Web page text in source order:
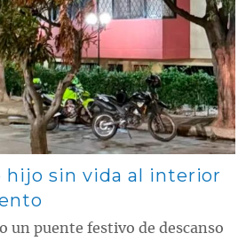
hijo sin vida al interior
un puente festivo de descanso